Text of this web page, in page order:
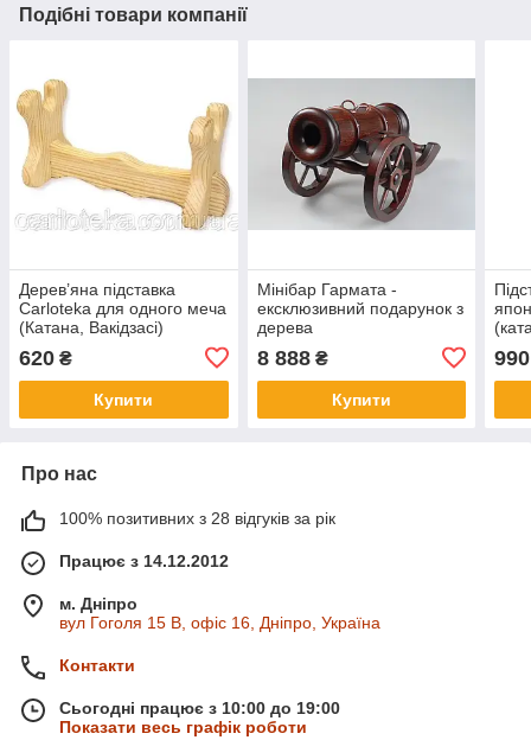
Подібні товари компанії
Дерев’яна підставка
Carloteka для одного меча
(Катана, Вакідзасі)
620 ₴
Купити
Мінібар Гармата -
ексклюзивний подарунок з
дерева
8 888₴
Купити
990
Про нас
100% позитивних з 28 відгуків за рік
Працює з 14.12.2012
м. Дніпро
вул Гоголя 15 B, офіс 16, Дніпро, Україна
Контакти
Сьогодні працює з 10:00 до 19:00
Показати весь графік роботи